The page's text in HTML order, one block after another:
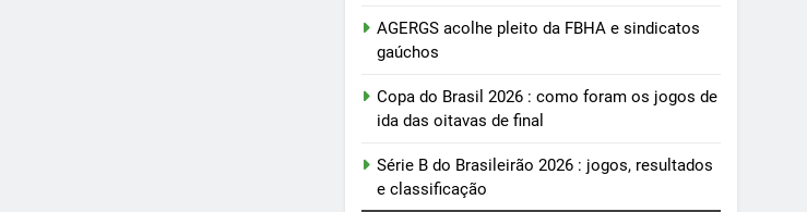
AGERGS acolhe pleito da FBHA e sindicatos
gaúchos
Copa do Brasil 2026 : como foram os jogos de
ida das oitavas de final
Série B do Brasileirão 2026 : jogos, resultados
e classificação